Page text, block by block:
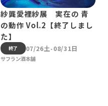
紗龔愛裡紗展 実在の 青
の動作 Vol.2【終了しまし
た】
終了 07/26土-08/31日
サフラン酒本舗